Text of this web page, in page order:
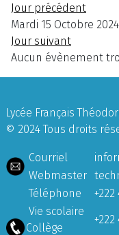
Jour précédent
Mardi 15 Octobre 2024
Jour suivant
Aucun évènement
Lycée Français
© 2024 Tous droits
Courriel
Webmaster
Téléphone
+222
Vie scolaire
Collège
+222